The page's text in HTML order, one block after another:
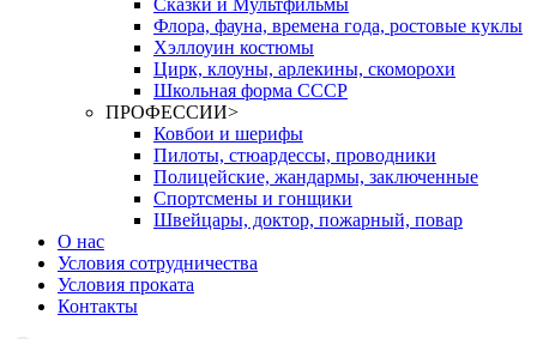
Сказки и Мультфильмы
Флора, фауна, времена года, ростовые куклы
Хэллоуин костюмы
Цирк, клоуны, арлекины, скоморохи
Школьная форма СССР
ПРОФЕССИИ>
Ковбои и шерифы
Пилоты, стюардессы, проводники
Полицейские, жандармы, заключенные
Спортсмены и гонщики
Швейцары, доктор, пожарный, повар
О нас
Условия сотрудничества
Условия проката
Контакты